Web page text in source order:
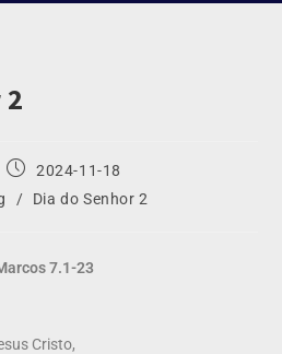
2024-11-18
/ Dia do Senhor 2
7.1-23
Cristo,